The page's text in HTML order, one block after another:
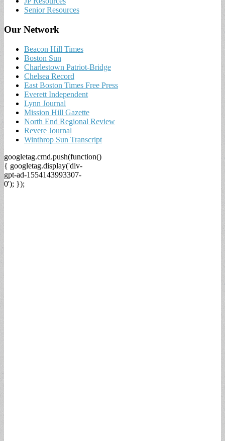
Senior Resources
Our Network
Beacon Hill Times
Boston Sun
Charlestown Patriot-Bridge
Chelsea Record
East Boston Times Free Press
Everett Independent
Lynn Journal
Mission Hill Gazette
North End Regional Review
Revere Journal
Winthrop Sun Transcript
googletag.cmd.push(function()
{ googletag.display('div-
gpt-ad-1554143993307-
0'); });